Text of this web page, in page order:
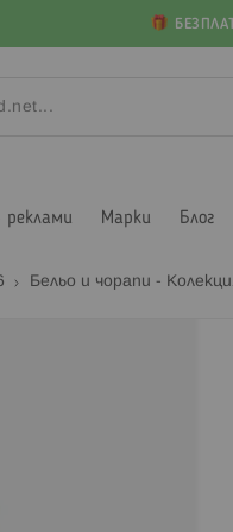
Марки Блог
Бельо и чорапи -